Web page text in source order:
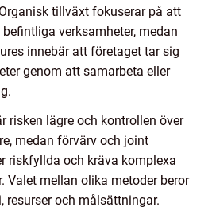
tillväxt fokuserar på att
verksamheter, medan
innebär att företaget tar sig
genom att samarbeta eller
risken lägre och kontrollen över
medan förvärv och joint
riskfyllda och kräva komplexa
Valet mellan olika metoder beror
resurser och målsättningar.